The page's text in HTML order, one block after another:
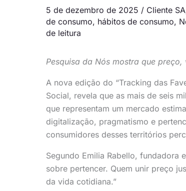
5 de dezembro de 2025 / Cliente SA
de consumo, hábitos de consumo,
de leitura
Pesquisa da Nós mostra que
A nova edição do “Tracking das
Social, revela que as mais de seis
que representam um mercado
digitalização, pragmatismo e
consumidores desses territórios
Segundo Emilia Rabello, fundadora
sobre pertencer. Quem unir preço
da vida cotidiana.”